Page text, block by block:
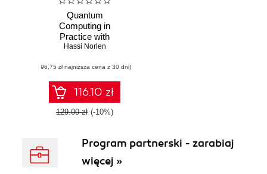
Quantum
Computing in
Practice with
Qiskit(R) and IBM
Experience(R).
Practical recipes
for quantum
computer coding at
the gate and
Hassi Norlen
(96,75 zł najniższa cena z 30 dni)
116.10 zł
129.00 zł (-10%)
Program partnerski - zarabiaj
więcej »